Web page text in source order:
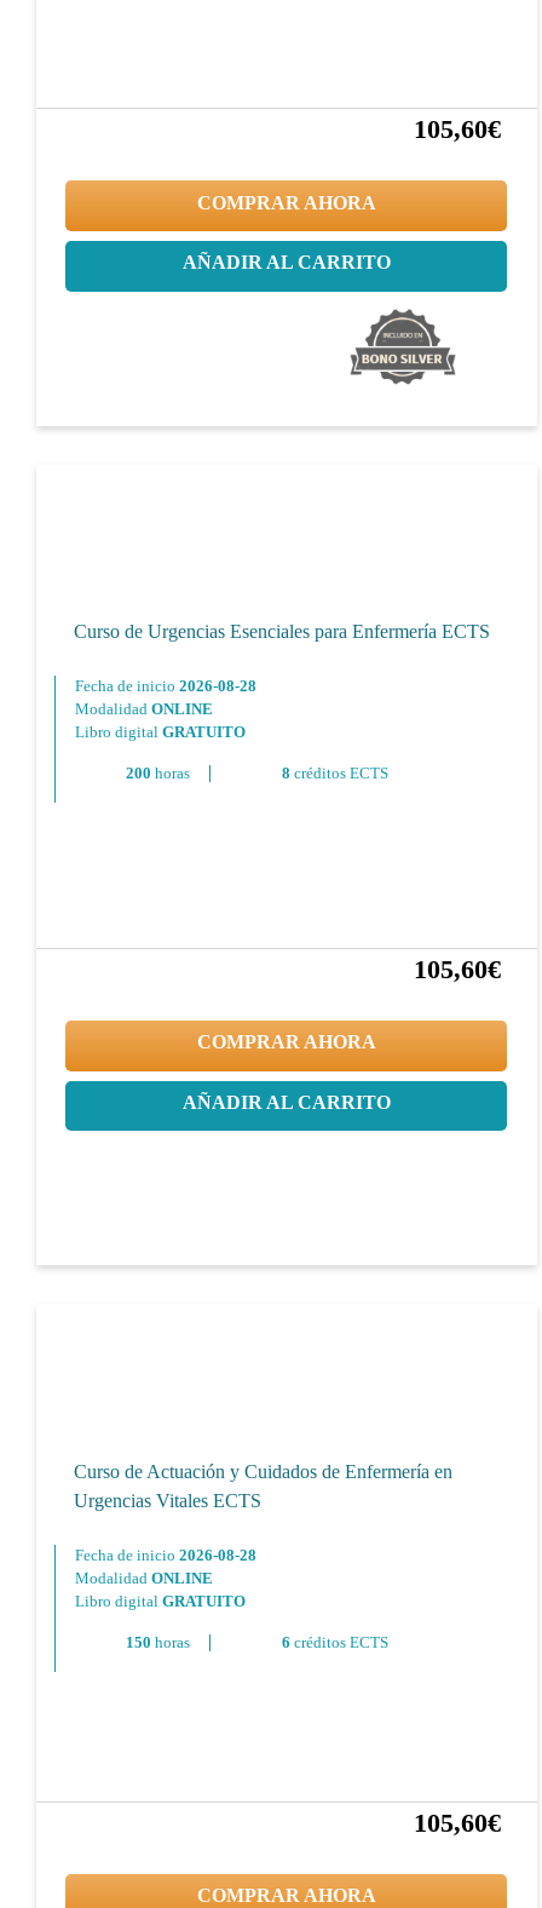
105,60€
COMPRAR AHORA
AÑADIR AL CARRITO
Curso de Urgencias Esenciales para Enfermería ECTS
Fecha de inicio 2026-08-28
Modalidad ONLINE
Libro digital GRATUITO
200 horas 8 créditos ECTS
105,60€
COMPRAR AHORA
AÑADIR AL CARRITO
Curso de Actuación y Cuidados de Enfermería en
Urgencias Vitales ECTS
Fecha de inicio 2026-08-28
Modalidad ONLINE
Libro digital GRATUITO
150 horas 6 créditos ECTS
105,60€
COMPRAR AHORA